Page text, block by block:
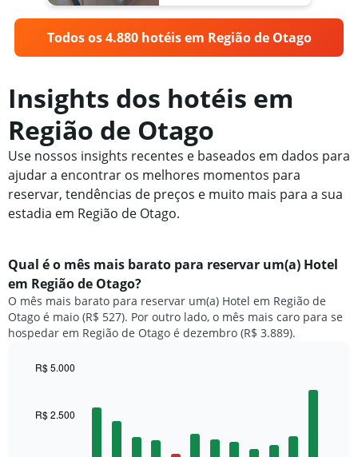
Todos os 4.880 hotéis em Região de Otago
Insights dos hotéis em
Região de Otago
Use nossos insights recentes e baseados em dados para
ajudar a encontrar os melhores momentos para
reservar, tendências de preços e muito mais para a sua
estadia em Região de Otago.
Qual é o mês mais barato para reservar um(a) Hotel
em Região de Otago?
O mês mais barato para reservar um(a) Hotel em Região de
Otago é maio (R$ 527). Por outro lado, o mês mais caro para se
hospedar em Região de Otago é dezembro (R$ 3.889).
with
12
R$ 2.500
R$ 5.000